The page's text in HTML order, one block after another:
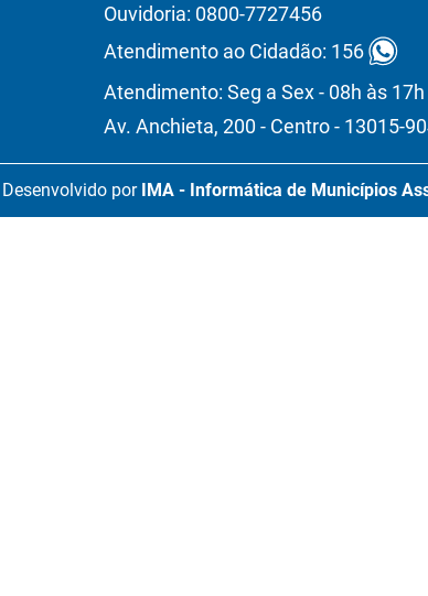
Ouvidoria: 0800-7727456
Atendimento ao Cidadão: 156
Atendimento: Seg a Sex - 08h às 17h
Av. Anchieta, 200 - Centro - 13015-
Desenvolvido por IMA - Informática de Municípios